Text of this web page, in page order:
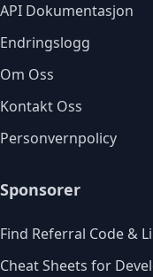
API Dokumentasjon
Endringslogg
Om Oss
Kontakt Oss
Personvernpolicy
Sponsorer
Find Referral Code &
Cheat Sheets for